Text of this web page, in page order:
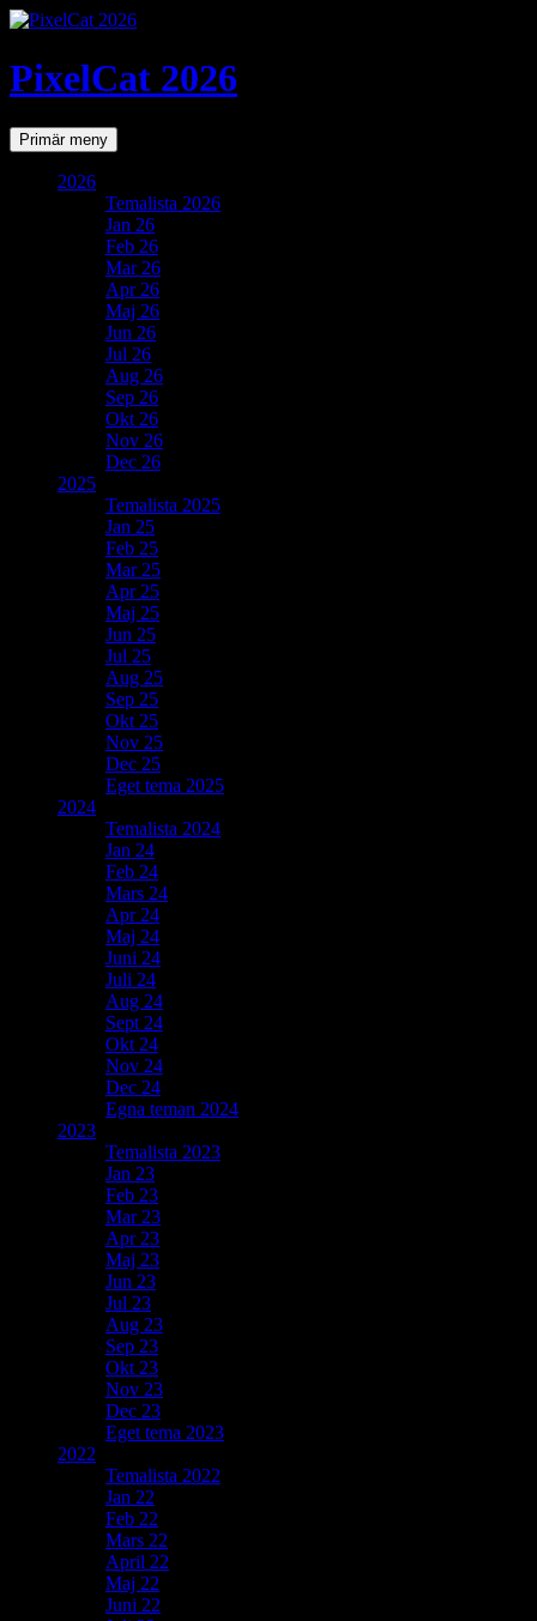
PixelCat 2026
SökPrimär meny Gå
till
2026
Temalista 2026
Jan 26
Feb 26
Mar 26
Apr 26
Maj 26
Jun 26
Jul 26
Aug 26
Sep 26
Okt 26
Nov 26
Dec 26
2025
Temalista 2025
Jan 25
Feb 25
Mar 25
Apr 25
Maj 25
Jun 25
Jul 25
Aug 25
Sep 25
Okt 25
Nov 25
Dec 25
Eget tema 2025
2024
Temalista 2024
Jan 24
Feb 24
Mars 24
Apr 24
Maj 24
Juni 24
Juli 24
Aug 24
Sept 24
Okt 24
Nov 24
Dec 24
Egna teman 2024
2023
Temalista 2023
Jan 23
Feb 23
Mar 23
Apr 23
Maj 23
Jun 23
Jul 23
Aug 23
Sep 23
Okt 23
Nov 23
Dec 23
Eget tema 2023
2022
Temalista 2022
Jan 22
Feb 22
Mars 22
April 22
Maj 22
Juni 22